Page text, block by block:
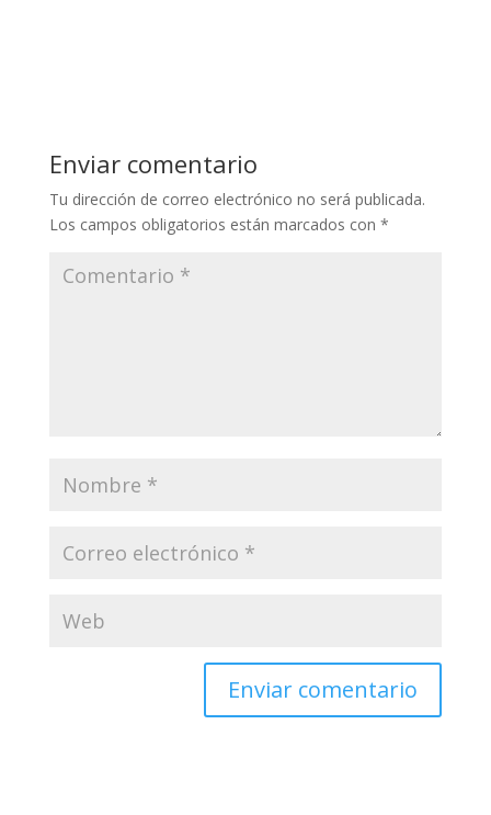
Enviar comentario
Tu dirección de correo electrónico no será publicada.
Los campos obligatorios están marcados con *